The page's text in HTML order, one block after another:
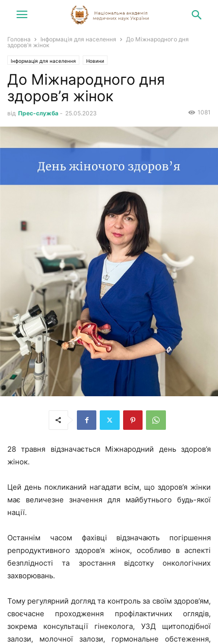
Головна Інформація для населення
До Міжнародного дня
здоров’я жінок
Інформація для населення Новини
До Міжнародного дня
здоров’я жінок
від Прес-служба - 25.05.2023 1081
28 травня відзначається Міжнародний день здоров’я
жінок.
Цей день покликаний нагадати всім, що здоров’я жінки
має величезне значення для майбутнього будь-якої
нації.
Останнім часом фахівці відзначають погіршення
репродуктивного здоров’я жінок, особливо в аспекті
безплідності та зростання відсотку онкологічних
захворювань.
Тому регулярний догляд та контроль за своїм здоров’ям,
своєчасне проходження профілактичних оглядів,
зокрема консультації гінеколога, УЗД щитоподібної
залози, молочної залози, гормональне обстеження,